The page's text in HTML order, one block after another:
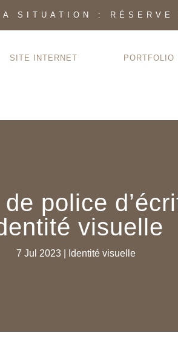
SITUATION : RÉSERVE
SITE INTERNET PORTFOLIO
police
visuelle
7 Jul 2023| Identité visuelle